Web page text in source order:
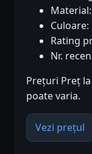
Rating
Nr.
Prețuri Preț
poate varia.
Vezi prețul